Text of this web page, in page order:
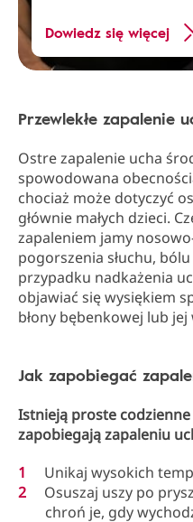
Dowiedz się więcej
Przewlekłe zapalenie
Ostre zapalenie ucha
spowodowana
chociaż może dotyczyć
głównie małych dzieci.
zapaleniem jamy
pogorszenia słuchu,
przypadku nadkażenia
objawiać się wysiękiem
błony bębenkowej lub
Jak zapobiegać
Istnieją proste
zapobiegają zapaleniu
Unikaj wysokich
Osuszaj uszy po
chroń je, gdy